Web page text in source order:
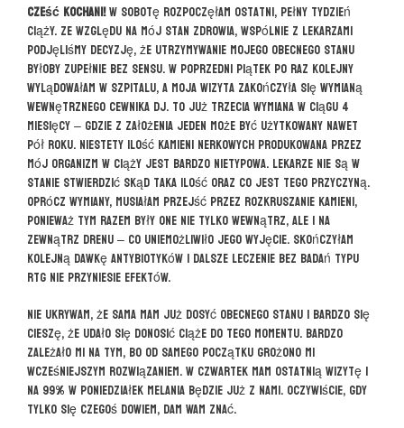
Cześć Kochani!W sobotę rozpoczęłam ostatni, pełny tydzień
ciąży. Ze względu na mój stan zdrowia, wspólnie z lekarzami
podjęliśmy decyzję, że utrzymywanie mojego obecnego stanu
byłoby zupełnie bez sensu. W poprzedni piątek po raz kolejny
wylądowałam w szpitalu, a moja wizyta zakończyła się wymianą
wewnętrznego cewnika DJ. To już trzecia wymiana w ciągu 4
miesięcy – gdzie z założenia jeden może być użytkowany nawet
pół roku. Niestety ilość kamieni nerkowych produkowana przez
mój organizm w ciąży jest bardzo nietypowa. Lekarze nie są w
stanie stwierdzić skąd taka ilość oraz co jest tego przyczyną.
Oprócz wymiany, musiałam przejść przez rozkruszanie kamieni,
ponieważ tym razem były one nie tylko wewnątrz, ale i na
zewnątrz drenu – co uniemożliwiło jego wyjęcie. Skończyłam
kolejną dawkę antybiotyków i dalsze leczenie bez badań typu
RTG nie przyniesie efektów.
Nie ukrywam, że sama mam już dosyć obecnego stanu i bardzo się
cieszę, że udało się donosić ciąże do tego momentu. Bardzo
zależało mi na tym, bo od samego początku grożono mi
wcześniejszym rozwiązaniem. W czwartek mam ostatnią wizytę i
na 99% w poniedziałek Melania będzie już z nami. Oczywiście, gdy
tylko się czegoś dowiem, dam Wam znać.